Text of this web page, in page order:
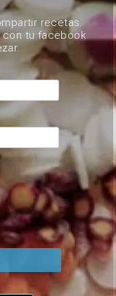
recetas.
con tu facebook